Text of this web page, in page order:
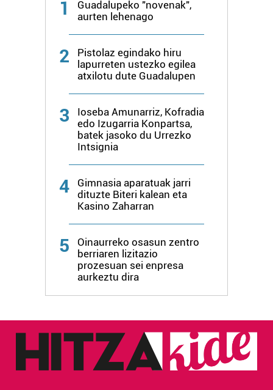
1
Guadalupeko "novenak",
aurten lehenago
2
Pistolaz egindako hiru
lapurreten ustezko egilea
atxilotu dute Guadalupen
3
Ioseba Amunarriz, Kofradia
edo Izugarria Konpartsa,
batek jasoko du Urrezko
Intsignia
4
Gimnasia aparatuak jarri
dituzte Biteri kalean eta
Kasino Zaharran
5
Oinaurreko osasun zentro
berriaren lizitazio
prozesuan sei enpresa
aurkeztu dira